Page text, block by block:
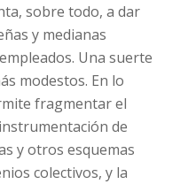
sobre todo, a dar
y medianas
Una suerte
modestos. En lo
fragmentar el
de
y otros esquemas
colectivos, y la